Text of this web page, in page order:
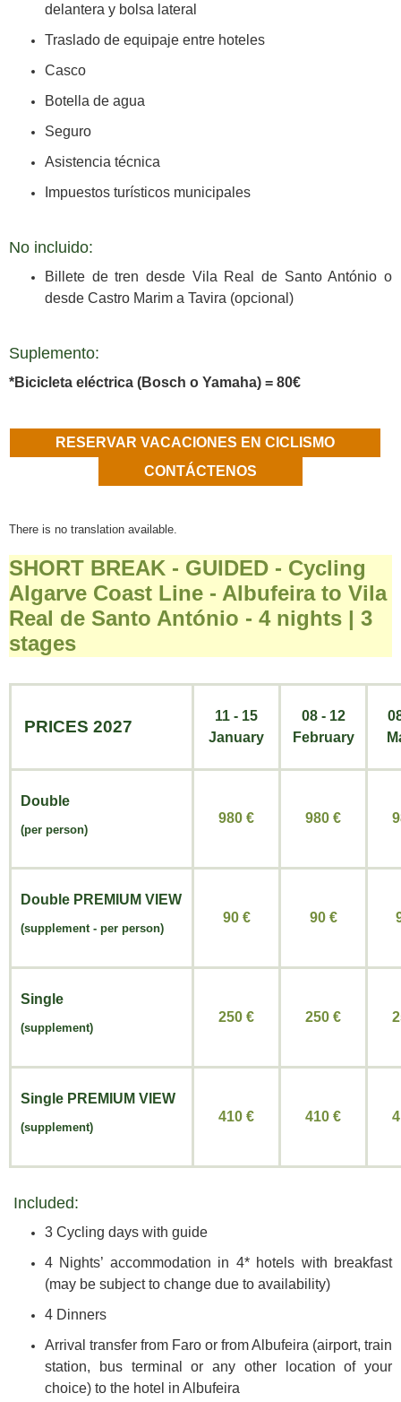
delantera y bolsa lateral
Traslado de equipaje entre hoteles
Casco
Botella de agua
Seguro
Asistencia técnica
Impuestos turísticos municipales
No incluido:
Billete de tren desde Vila Real de Santo António o
desde Castro Marim a Tavira (opcional)
Suplemento:
*Bicicleta eléctrica (Bosch o Yamaha) = 80€
RESERVAR VACACIONES EN CICLISMO
CONTÁCTENOS
There is no translation available.
SHORT BREAK - GUIDED - Cycling
Algarve Coast Line - Albufeira to Vila
Real de Santo António - 4 nights | 3
stages
PRICES 2027
11 - 15
January
08 - 12
February
Double
(per person)
980 € 980 €
Double PREMIUM VIEW
(supplement - per person)
90 € 90 €
Single
(supplement)
250 € 250 €
Single PREMIUM VIEW
(supplement)
410 € 410 €
Included:
3 Cycling days with guide
4 Nights’ accommodation in 4* hotels with breakfast
(may be subject to change due to availability)
4 Dinners
Arrival transfer from Faro or from Albufeira (airport, train
station, bus terminal or any other location of your
choice) to the hotel in Albufeira